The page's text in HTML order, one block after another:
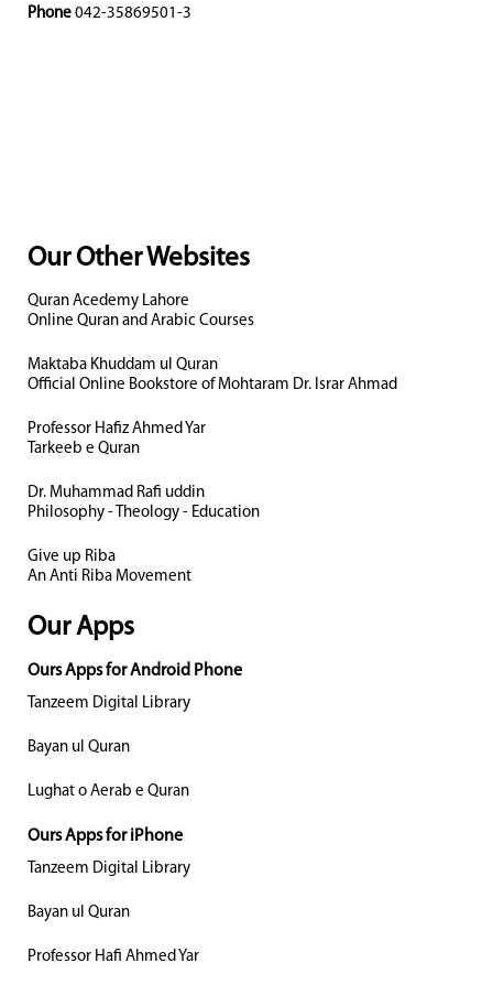
Phone 042-35869501-3
Our Other Websites
Quran Acedemy Lahore
Online Quran and Arabic Courses
Maktaba Khuddam ul Quran
Official Online Bookstore of Mohtaram Dr. Israr Ahmad
Professor Hafiz Ahmed Yar
Tarkeeb e Quran
Dr. Muhammad Rafi uddin
Philosophy - Theology - Education
Give up Riba
An Anti Riba Movement
Our Apps
Ours Apps for Android Phone
Tanzeem Digital Library
Bayan ul Quran
Lughat o Aerab e Quran
Ours Apps for iPhone
Tanzeem Digital Library
Bayan ul Quran
Professor Hafi Ahmed Yar